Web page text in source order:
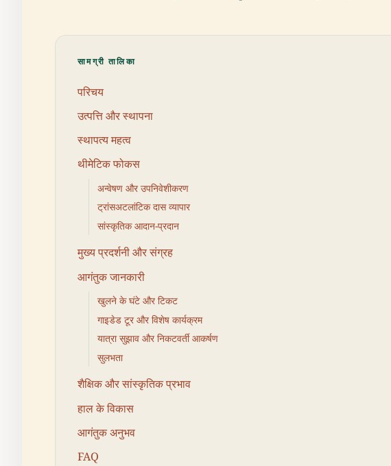
सामग्री तालिका
परिचय
उत्पत्ति और स्थापना
स्थापत्य महत्व
थीमेटिक फोकस
अन्वेषण और उपनिवेशीकरण
ट्रांसअटलांटिक दास व्यापार
सांस्कृतिक आदान-प्रदान
मुख्य प्रदर्शनी और संग्रह
आगंतुक जानकारी
खुलने के घंटे और टिकट
गाइडेड टूर और विशेष कार्यक्रम
यात्रा सुझाव और निकटवर्ती आकर्षण
सुलभता
शैक्षिक और सांस्कृतिक प्रभाव
हाल के विकास
आगंतुक अनुभव
FAQ